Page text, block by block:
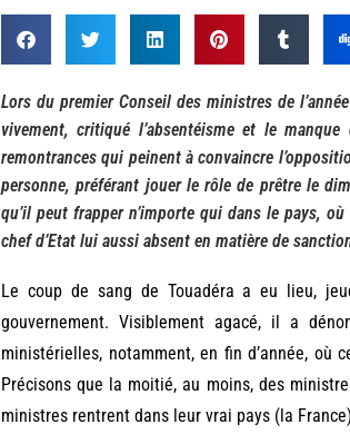
Lors du premier Conseil des ministres de
vivement, critiqué l’absentéisme et le
remontrances qui peinent à convaincre
personne, préférant jouer le rôle de prêtre le
qu’il peut frapper n’importe qui dans le pays,
chef d’Etat lui aussi absent en matière de
Le coup de sang de Touadéra a eu lieu,
gouvernement. Visiblement agacé, il a
ministérielles, notamment, en fin d’année, où
Précisons que la moitié, au moins, des
ministres rentrent dans leur vrai pays (la